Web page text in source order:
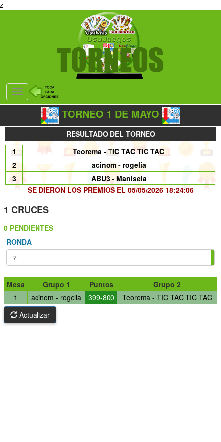
z
Desplegar
navegación
TORNEO 1 DE MAYO
RESULTADO DEL TORNEO
1
Teorema - TIC TAC TIC TAC
2
acinom - rogelia
3
ABU3 - Manisela
SE DIERON LOS PREMIOS EL 05/05/2026 18:24:06
1 CRUCES
0 PENDIENTES
RONDA
Mesa Grupo 1 Puntos
Grupo 2
1
acinom - rogelia 399-800
Teorema - TIC TAC TIC TAC
Actualizar